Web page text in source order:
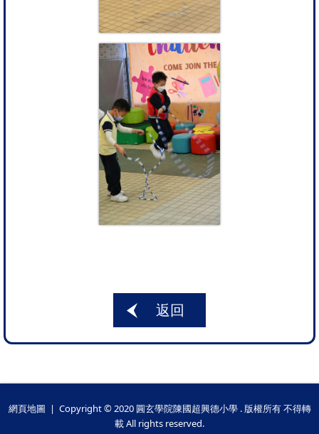
返回
網頁地圖 | Copyright © 2020 圓玄學院陳國超興德小學 . 版權所有 不得轉
載 All rights reserved.